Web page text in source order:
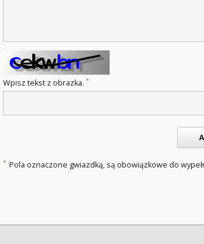
Wpisz tekst z obrazka. *
* Pola oznaczone gwiazdką, są obowiązkowe do